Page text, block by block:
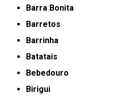
Barra Bonita
Barretos
Barrinha
Batatais
Bebedouro
Birigui